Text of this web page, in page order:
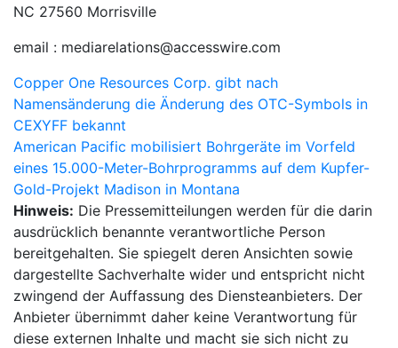
NC 27560 Morrisville
email : mediarelations@accesswire.com
Beitragsnavigation
Copper One Resources Corp. gibt nach
Namensänderung die Änderung des OTC-Symbols in
CEXYFF bekannt
American Pacific mobilisiert Bohrgeräte im Vorfeld
eines 15.000-Meter-Bohrprogramms auf dem Kupfer-
Gold-Projekt Madison in Montana
Hinweis: Die Pressemitteilungen werden für die darin
ausdrücklich benannte verantwortliche Person
bereitgehalten. Sie spiegelt deren Ansichten sowie
dargestellte Sachverhalte wider und entspricht nicht
zwingend der Auffassung des Diensteanbieters. Der
Anbieter übernimmt daher keine Verantwortung für
diese externen Inhalte und macht sie sich nicht zu